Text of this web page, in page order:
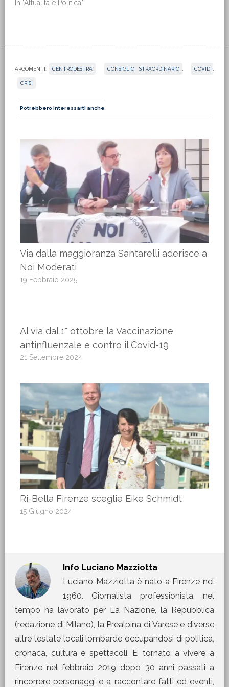
In "Attualità e Politica"
ARGOMENTI: CENTRODESTRA CONSIGLIO STRAORDINARIO COVID
CRISI
Potrebbero interessarti anche
Via dalla maggioranza Santarelli aderisce a
Noi Moderati
19 Febbraio 2025
Al via dal 1° ottobre la Vaccinazione
antinfluenzale e contro il Covid-19
21 Settembre 2024
Ri-Bella Firenze sceglie Eike Schmidt
15 Giugno 2024
Info Luciano Mazziotta
Luciano Mazziotta è nato a Firenze nel
1960. Giornalista professionista, nel
tempo ha lavorato per La Nazione, la Repubblica
(redazione di Milano), la Prealpina di Varese e diverse
altre testate locali lombarde occupandosi di politica,
cronaca, cultura e spettacoli. E’ tornato a vivere a
Firenze nel febbraio 2019 dopo 30 anni passati a
rincorrere personaggi e a raccontare fatti ed eventi,